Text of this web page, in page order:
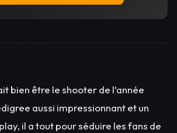
bien être le shooter de l’année
aussi impressionnant et un
il a tout pour séduire les fans de